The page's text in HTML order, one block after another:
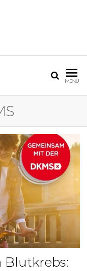
MENÜ